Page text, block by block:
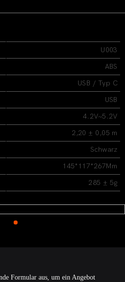
U003
ABS
USB / Typ C
USB
4.2V~5.2V
2,20 ± 0,05 m
Schwarz
145*117*267Mm
285 ± 5g
Formular aus, um ein Angebot